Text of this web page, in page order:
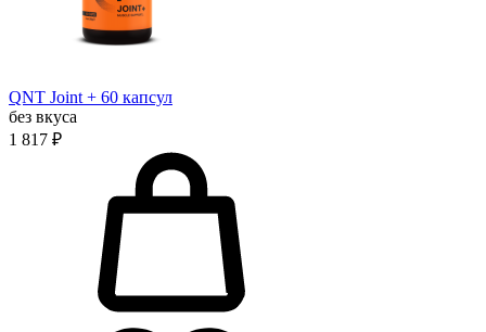
QNT Joint + 60 капсул
без вкуса
1 817 ₽